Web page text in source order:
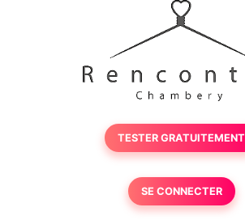
TESTER GRATUITEMENT
SE CONNECTER